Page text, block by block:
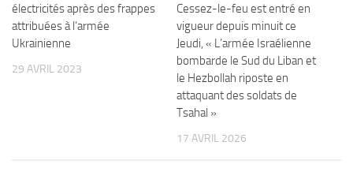
électricités après des frappes
attribuées à l’armée
Ukrainienne
29 AVRIL 2023
Cessez-le-feu est entré en
vigueur depuis minuit ce
Jeudi, « L’armée Israélienne
bombarde le Sud du Liban et
le Hezbollah riposte en
attaquant des soldats de
Tsahal »
17 AVRIL 2026